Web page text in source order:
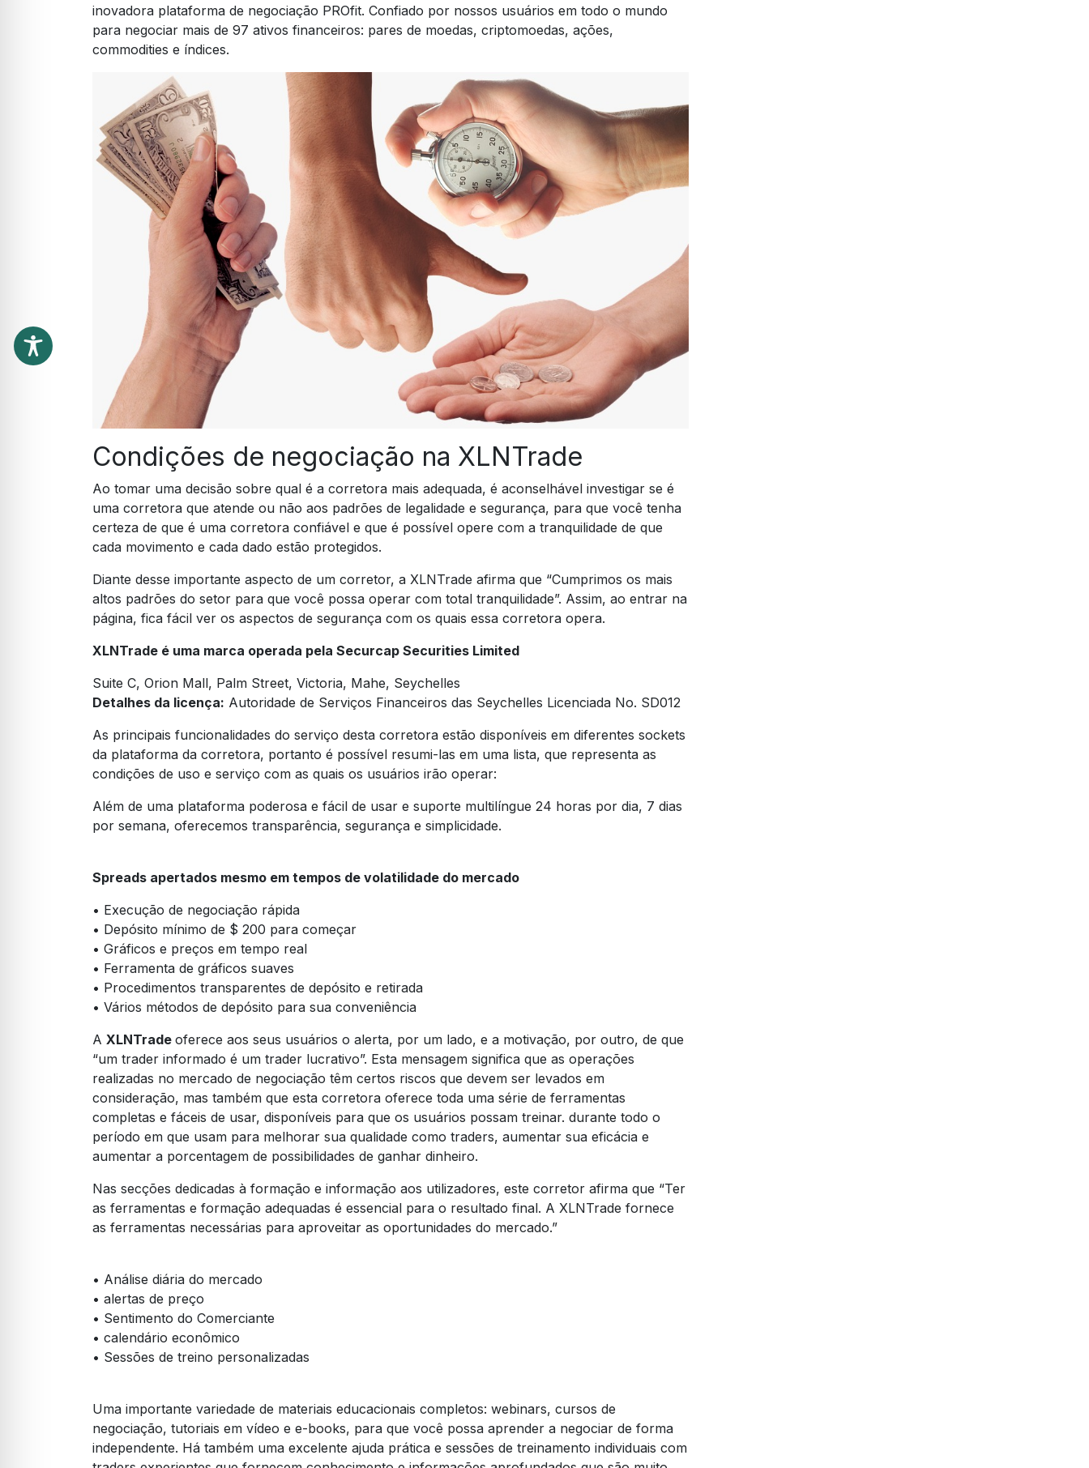
inovadora plataforma de negociação PROfit. Confiado por nossos usuários em todo o mundo
para negociar mais de 97 ativos financeiros: pares de moedas, criptomoedas, ações,
commodities e índices.
Condições de negociação na XLNTrade
Ao tomar uma decisão sobre qual é a corretora mais adequada, é aconselhável investigar se é
uma corretora que atende ou não aos padrões de legalidade e segurança, para que você tenha
certeza de que é uma corretora confiável e que é possível opere com a tranquilidade de que
cada movimento e cada dado estão protegidos.
Diante desse importante aspecto de um corretor, a XLNTrade afirma que “Cumprimos os mais
altos padrões do setor para que você possa operar com total tranquilidade”. Assim, ao entrar na
página, fica fácil ver os aspectos de segurança com os quais essa corretora opera.
XLNTrade é uma marca operada pela Securcap Securities Limited
Suite C, Orion Mall, Palm Street, Victoria, Mahe, Seychelles
Detalhes da licença: Autoridade de Serviços Financeiros das Seychelles Licenciada No. SD012
As principais funcionalidades do serviço desta corretora estão disponíveis em diferentes sockets
da plataforma da corretora, portanto é possível resumi-las em uma lista, que representa as
condições de uso e serviço com as quais os usuários irão operar:
Além de uma plataforma poderosa e fácil de usar e suporte multilíngue 24 horas por dia, 7 dias
por semana, oferecemos transparência, segurança e simplicidade.
Spreads apertados mesmo em tempos de volatilidade do mercado
• Execução de negociação rápida
• Depósito mínimo de $ 200 para começar
• Gráficos e preços em tempo real
• Ferramenta de gráficos suaves
• Procedimentos transparentes de depósito e retirada
• Vários métodos de depósito para sua conveniência
A XLNTrade oferece aos seus usuários o alerta, por um lado, e a motivação, por outro, de que
“um trader informado é um trader lucrativo”. Esta mensagem significa que as operações
realizadas no mercado de negociação têm certos riscos que devem ser levados em
consideração, mas também que esta corretora oferece toda uma série de ferramentas
completas e fáceis de usar, disponíveis para que os usuários possam treinar. durante todo o
período em que usam para melhorar sua qualidade como traders, aumentar sua eficácia e
aumentar a porcentagem de possibilidades de ganhar dinheiro.
Nas secções dedicadas à formação e informação aos utilizadores, este corretor afirma que “Ter
as ferramentas e formação adequadas é essencial para o resultado final. A XLNTrade fornece
as ferramentas necessárias para aproveitar as oportunidades do mercado.”
• Análise diária do mercado
• alertas de preço
• Sentimento do Comerciante
• calendário econômico
• Sessões de treino personalizadas
Uma importante variedade de materiais educacionais completos: webinars, cursos de
negociação, tutoriais em vídeo e e-books, para que você possa aprender a negociar de forma
independente. Há também uma excelente ajuda prática e sessões de treinamento individuais com